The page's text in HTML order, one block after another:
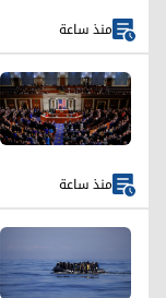
منذ ساعة
منذ ساعة